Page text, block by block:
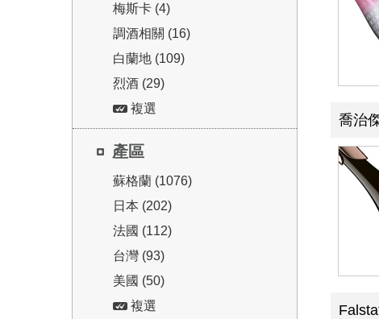
梅斯卡 (4)
調酒相關 (16)
白蘭地 (109)
烈酒 (29)
複選
產區
蘇格蘭 (1076)
日本 (202)
法國 (112)
台灣 (93)
美國 (50)
複選
喬治